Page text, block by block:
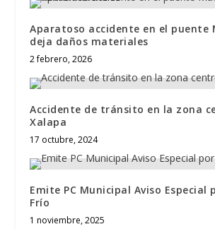
Aparatoso accidente en el puente
deja daños materiales
2 febrero, 2026
Accidente de tránsito en la zona
Xalapa
17 octubre, 2024
Emite PC Municipal Aviso Especial
Frío
1 noviembre, 2025